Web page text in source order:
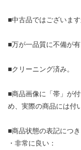
■中古品ではございま
■万が一品質に不備が
■クリーニング済み。
■商品画像に「帯」が
め、実際の商品には付
■商品状態の表記につ
・非常に良い：